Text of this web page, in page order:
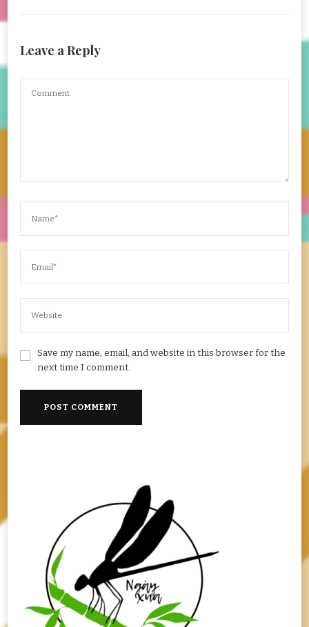
Leave a Reply
Save my name, email, and website in this browser for the
next time I comment.